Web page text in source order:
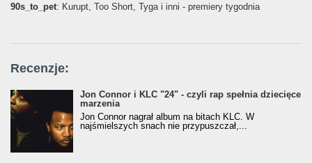
90s_to_pet: Kurupt, Too Short, Tyga i inni - premiery tygodnia
Recenzje:
Jon Connor i KLC "24" - czyli rap spełnia dziecięce
marzenia
Jon Connor nagrał album na bitach KLC. W
najśmielszych snach nie przypuszczał,...